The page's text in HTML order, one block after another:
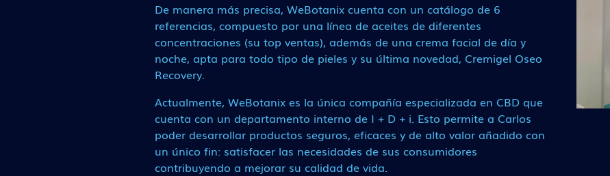
De manera más precisa, WeBotanix cuenta con un catálogo de 6
referencias, compuesto por una línea de aceites de diferentes
concentraciones (su top ventas), además de una crema facial de día y
noche, apta para todo tipo de pieles y su última novedad, Cremigel Oseo
Recovery.
Actualmente, WeBotanix es la única compañía especializada en CBD que
cuenta con un departamento interno de I + D + i. Esto permite a Carlos
poder desarrollar productos seguros, eficaces y de alto valor añadido con
un único fin: satisfacer las necesidades de sus consumidores
contribuyendo a mejorar su calidad de vida.